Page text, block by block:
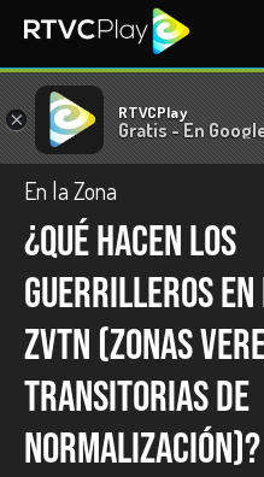
× RTVCPlay
Gratis - En
En la Zona
¿Qué hacen los
guerrilleros en
ZVTN (Zonas
Transitorias de
Normalización)?